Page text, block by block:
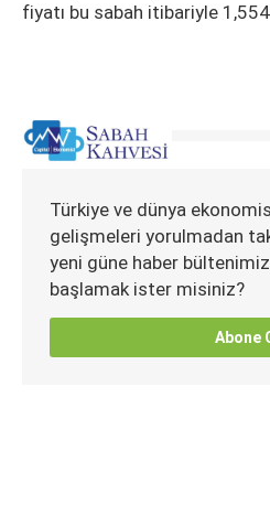
fiyatı bu sabah itibariyle
Türkiye ve dünya
gelişmeleri yorulmadan
yeni güne haber bültenimiz
başlamak ister misiniz?
Abone